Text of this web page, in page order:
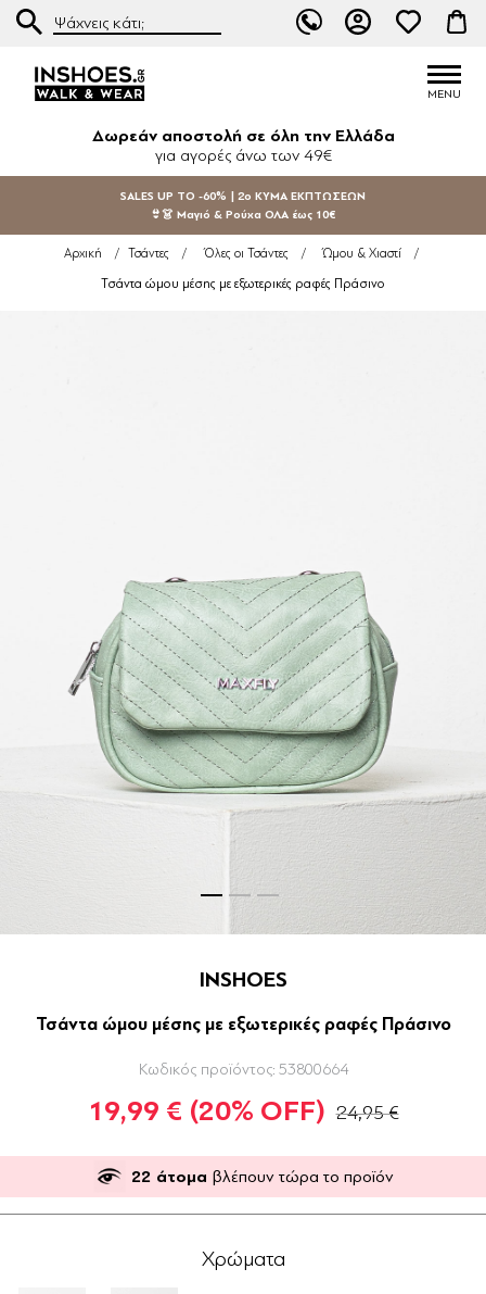
Δωρεάν αποστολή σε όλη την Ελλάδα
για αγορές άνω των 49€
SALES UP TO -60% | 2ο ΚΥΜΑ ΕΚΠΤΩΣΕΩΝ
👙👗 Μαγιό & Ρούχα ΟΛΑ έως 10€
Αρχική / Τσάντες / Όλες οι Τσάντες / Ώμου & Χιαστί /
Τσάντα ώμου μέσης με εξωτερικές ραφές Πράσινο
INSHOES
Τσάντα ώμου μέσης με εξωτερικές ραφές Πράσινο
Κωδικός προϊόντος: 53800664
19,99 € (20% OFF) 24,95 €
22 άτομα βλέπουν τώρα το προϊόν
Χρώματα